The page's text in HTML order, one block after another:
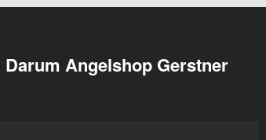
Darum Angelshop Gerstner